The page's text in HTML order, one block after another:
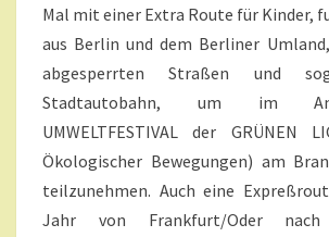
E
R
A
E
I
?
>
Mal mit einer Extra Route für Kinder,
aus Berlin und dem Berliner
abgesperrten Straßen und
Stadtautobahn, um im
UMWELTFESTIVAL der GRÜNEN
Ökologischer Bewegungen) am
teilzunehmen. Auch eine
Jahr von Frankfurt/Oder nach